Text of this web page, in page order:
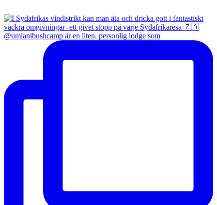
@umlanibushcamp är en liten, personlig lodge som